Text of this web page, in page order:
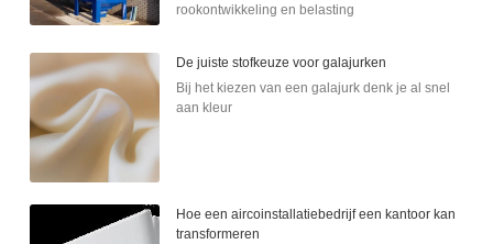
rookontwikkeling en belasting
De juiste stofkeuze voor galajurken
Bij het kiezen van een galajurk denk je al snel
aan kleur
Hoe een aircoinstallatiebedrijf een kantoor kan
transformeren